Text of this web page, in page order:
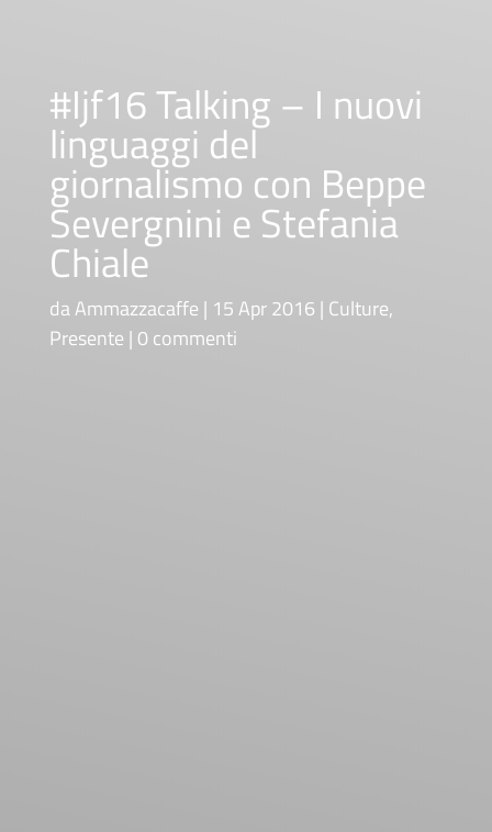
#Ijf16 Talking – I nuovi
linguaggi del
giornalismo con Beppe
Severgnini e Stefania
Chiale
daAmmazzacaffe 15 Apr 2016 Culture,
Presente 0 commenti